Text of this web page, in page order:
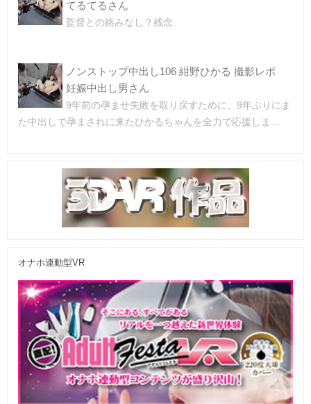
てるてるさん
監督との絡みなし？残念
ノンストップ中出し106 紺野ひかる 撮影レポ
妊娠中出し男さん
9年前の孕ませ失敗を取り戻すために、9年ぶりにま
た中出しで孕まされに来たひかるちゃんを全力で応援しま...
オナホ連動型VR